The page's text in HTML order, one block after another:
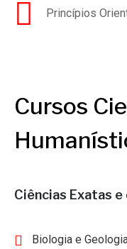
Princípios
Cursos
Ciências Exatas
Biologia e